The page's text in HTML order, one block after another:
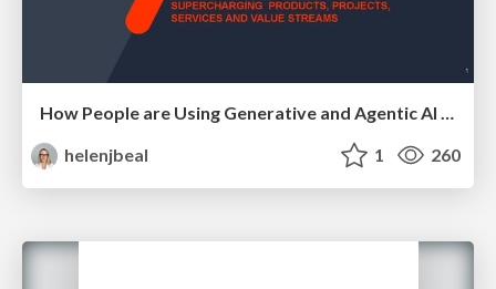
How People are Using Generative and Agentic AI to Supercharge Their Products, Projects, Services and Value Streams Today
helenjbeal
1 260